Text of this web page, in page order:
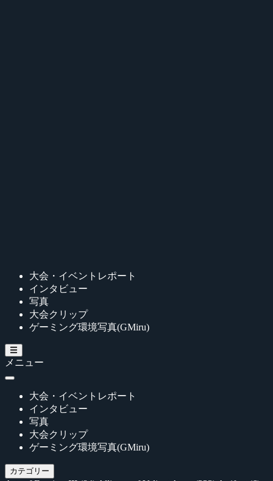
大会・イベントレポート
インタビュー
写真
大会クリップ
ゲーミング環境写真(GMiru)
メニュー
大会・イベントレポート
インタビュー
写真
大会クリップ
ゲーミング環境写真(GMiru)
カテゴリー